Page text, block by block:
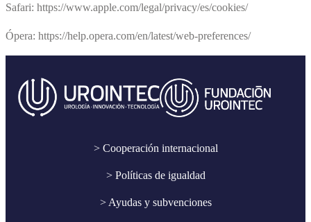
Safari: https://www.apple.com/legal/privacy/es/cookies/
Ópera: https://help.opera.com/en/latest/web-preferences/
> Cooperación internacional
> Políticas de igualdad
> Ayudas y subvenciones